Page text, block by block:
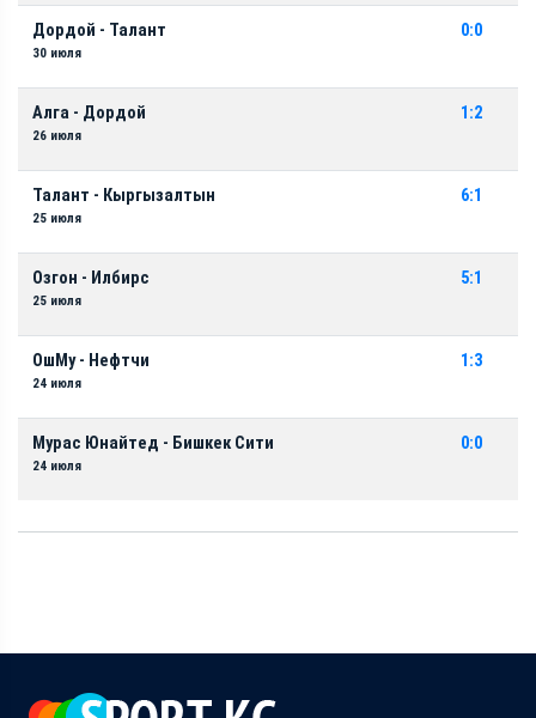
Дордой - Талант
30 июля
0:0
Алга - Дордой
26 июля
1:2
Талант - Кыргызалтын
25 июля
6:1
Озгон - Илбирс
25 июля
5:1
ОшМу - Нефтчи
24 июля
1:3
Мурас Юнайтед - Бишкек Сити
24 июля
0:0